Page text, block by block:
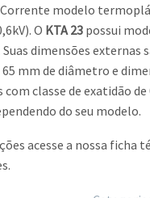
modelo
O KTA 23possui
Suas dimensões externas
mm de diâmetro e
classe de exatidão
do seu modelo.
acesse a nossa ficha